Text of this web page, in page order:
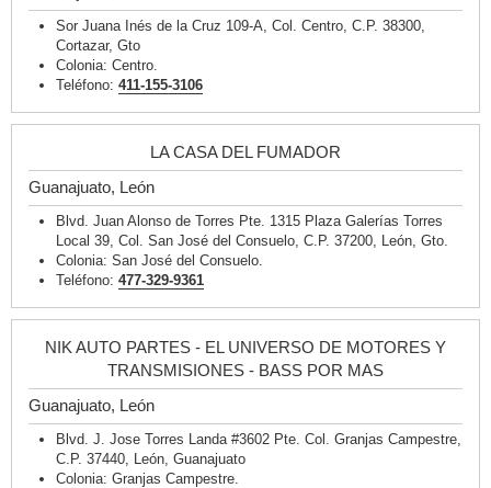
Sor Juana Inés de la Cruz 109-A, Col. Centro, C.P. 38300,
Cortazar, Gto
Colonia: Centro.
Teléfono: 411-155-3106
LA CASA DEL FUMADOR
Guanajuato, León
Blvd. Juan Alonso de Torres Pte. 1315 Plaza Galerías Torres
Local 39, Col. San José del Consuelo, C.P. 37200, León, Gto.
Colonia: San José del Consuelo.
Teléfono: 477-329-9361
NIK AUTO PARTES - EL UNIVERSO DE MOTORES Y
TRANSMISIONES - BASS POR MAS
Guanajuato, León
Blvd. J. Jose Torres Landa #3602 Pte. Col. Granjas Campestre,
C.P. 37440, León, Guanajuato
Colonia: Granjas Campestre.